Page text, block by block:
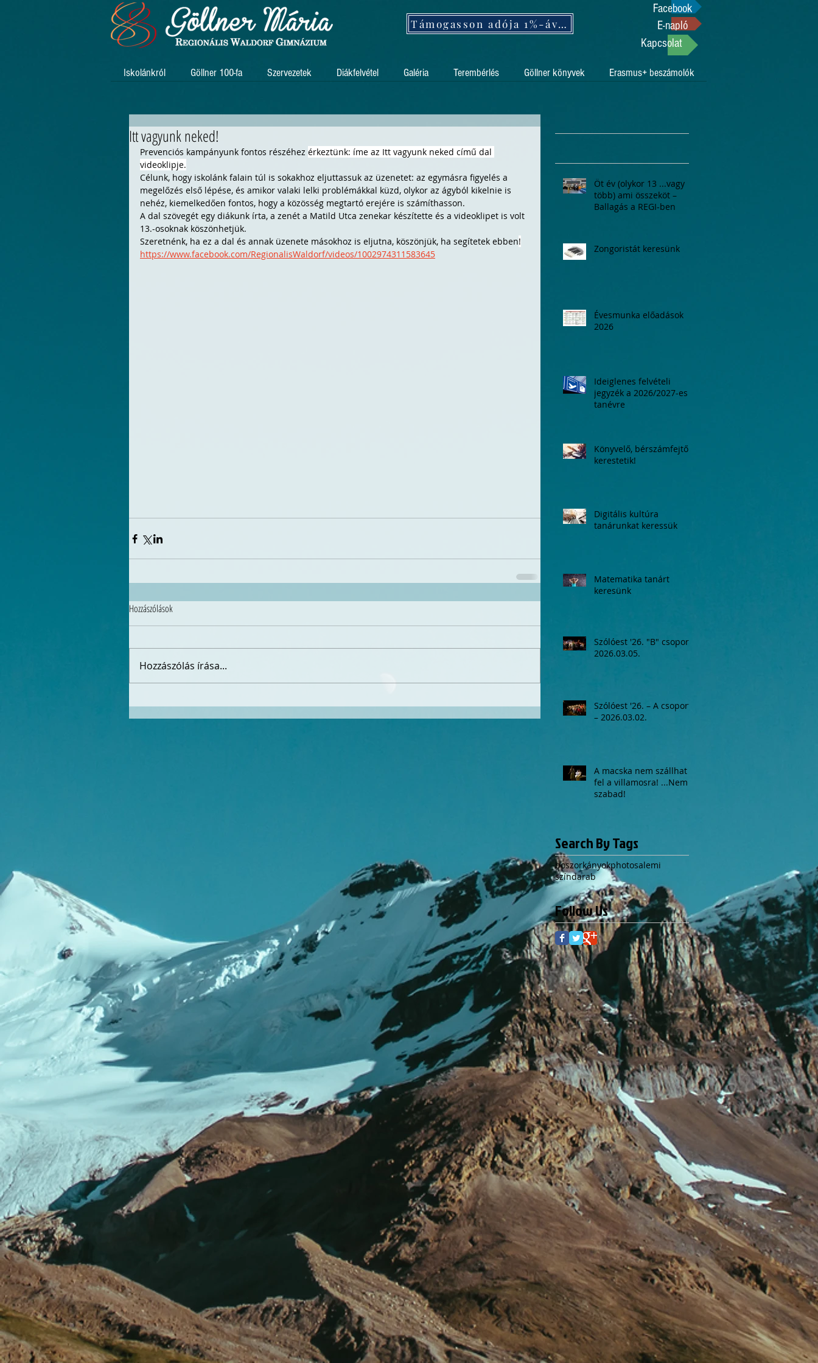
Támogasson adója 1%-ával!
Facebook
E-napló
Kapcsolat
Iskolánkról Göllner 100-fa Szervezetek Diákfelvétel Galéria Terembérlés Göllner könyvek Erasmus+ beszámolók
Itt vagyunk neked!
Prevenciós kampányunk fontos részéhez érkeztünk: íme az Itt vagyunk neked című dal
videoklipje.
Célunk, hogy iskolánk falain túl is sokakhoz eljuttassuk az üzenetet: az egymásra figyelés a
megelőzés első lépése, és amikor valaki lelki problémákkal küzd, olykor az ágyból kikelnie is
nehéz, kiemelkedően fontos, hogy a közösség megtartó erejére is számíthasson.
A dal szövegét egy diákunk írta, a zenét a Matild Utca zenekar készítette és a videoklipet is volt
13.-osoknak köszönhetjük.
Szeretnénk, ha ez a dal és annak üzenete másokhoz is eljutna, köszönjük, ha segítetek ebben!
https://www.facebook.com/RegionalisWaldorf/videos/1002974311583645
Hozzászólások
Hozzászólás írása...
Öt év (olykor 13 ...vagy
több) ami összeköt –
Ballagás a REGI-ben
Zongoristát keresünk
Évesmunka előadások
2026
Ideiglenes felvételi
jegyzék a 2026/2027-es
tanévre
Könyvelő, bérszámfejtő
kerestetik!
Digitális kultúra
tanárunkat keressük
Matematika tanárt
keresünk
Szólóest '26. "B" csoport,
2026.03.05.
Szólóest '26. – A csoport
– 2026.03.02.
A macska nem szállhat
fel a villamosra! ...Nem
szabad!
Search By Tags
boszorkányokphotosalemi
színdarab
Follow Us